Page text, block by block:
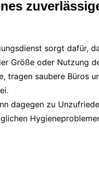
sorgt dafür,
Größe oder Nutzung
tragen saubere Büros
dagegen zu